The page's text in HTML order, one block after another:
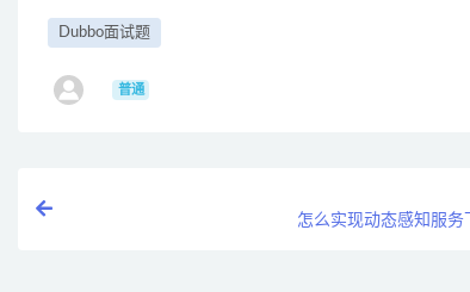
Dubbo面试题
普通
怎么实现动态感知服务